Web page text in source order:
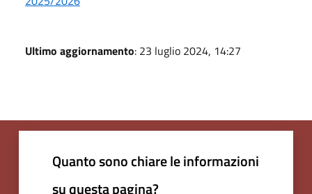
Ultimo aggiornamento: 23 luglio 2024, 14:27
Quanto sono chiare le informazioni
su questa pagina?